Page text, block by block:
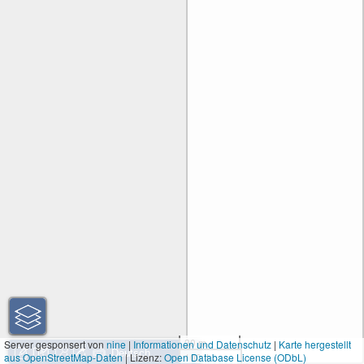
30 m
100 ft
Server gesponsert vonnine|Informationen und Datenschutz | Karte hergestellt
aus OpenStreetMap-Daten| Lizenz:Open Database License (ODbL)